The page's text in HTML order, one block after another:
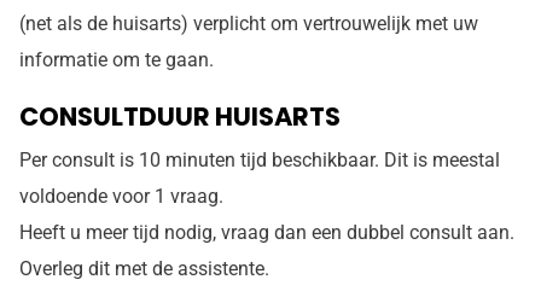
(net als de huisarts) verplicht om vertrouwelijk met uw
informatie om te gaan.
CONSULTDUUR HUISARTS
Per consult is 10 minuten tijd beschikbaar. Dit is meestal
voldoende voor 1 vraag.
Heeft u meer tijd nodig, vraag dan een dubbel consult aan.
Overleg dit met de assistente.